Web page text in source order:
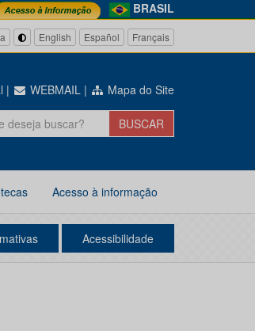
BRASIL
a English Español Français
| WEBMAIL | Mapa do Site
Acesso à informação
Acessibilidade